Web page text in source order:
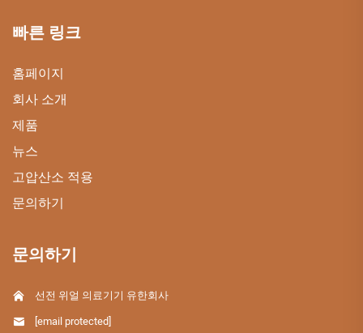
빠른 링크
홈페이지
회사 소개
제품
뉴스
고압산소 적용
문의하기
문의하기
선전 위얼 의료기기 유한회사
[email protected]